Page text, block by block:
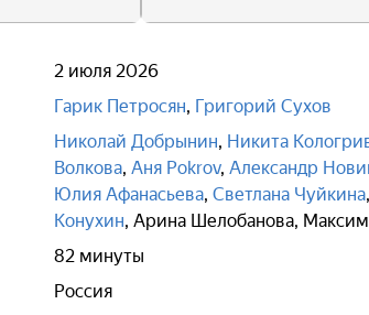
2 июля 2026
Гарик Петросян, Григорий Сухов
Николай Добрынин, Никита
Волкова, Аня Pokrov, Александр
Юлия Афанасьева, Светлана Чуйкина,
Конухин, Арина Шелобанова,
82 минуты
Россия